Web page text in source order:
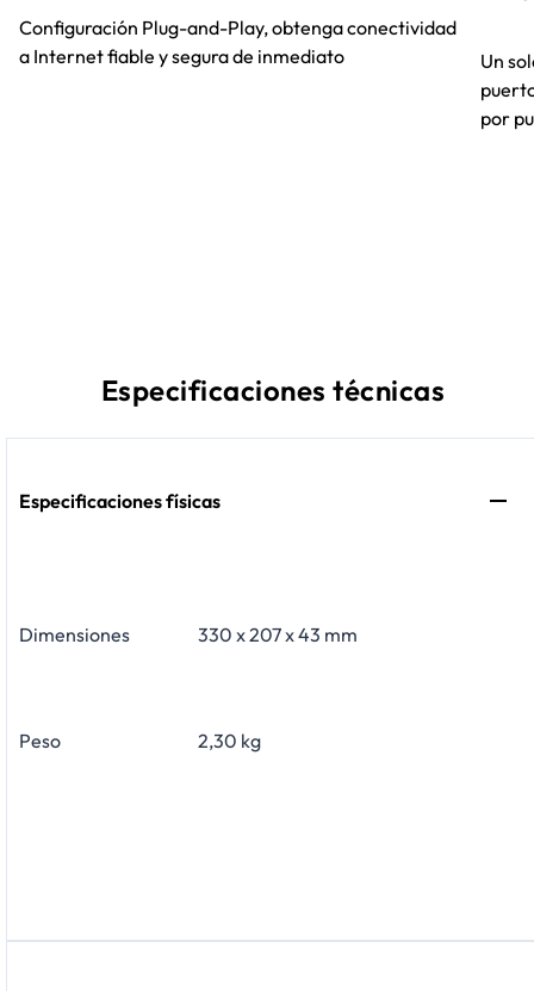
Configuración Plug-and-Play, obtenga conectividad
a Internet fiable y segura de inmediato
Un
por
Especificaciones técnicas
Especificaciones físicas
Dimensiones 330 x 207 x 43 mm
Peso 2,30 kg